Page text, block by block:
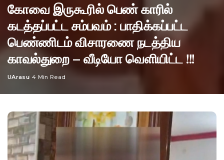
கோவை இருகூரில் பெண் காரில்
கடத்தப்பட்ட சம்பவம் : பாதிக்கப்பட்ட
பெண்ணிடம் விசாரணை நடத்திய
காவல்துறை – வீடியோ வெளியிட்ட !!!
Posted
UArasu 4 Min Read